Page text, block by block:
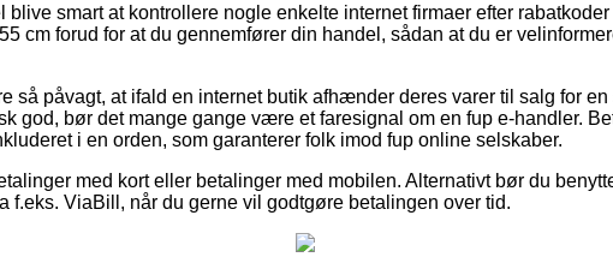
blive smart at kontrollere nogle enkelte internet firmaer efter
cm forud for at du gennemfører din handel, sådan at du er
så påvagt, at ifald en internet butik afhænder deres varer til salg for
god, bør det mange gange være et faresignal om en fup e-handler.
i en orden, som garanterer folk imod fup online selskaber.
med kort eller betalinger med mobilen. Alternativt bør du
f.eks. ViaBill, når du gerne vil godtgøre betalingen over tid.